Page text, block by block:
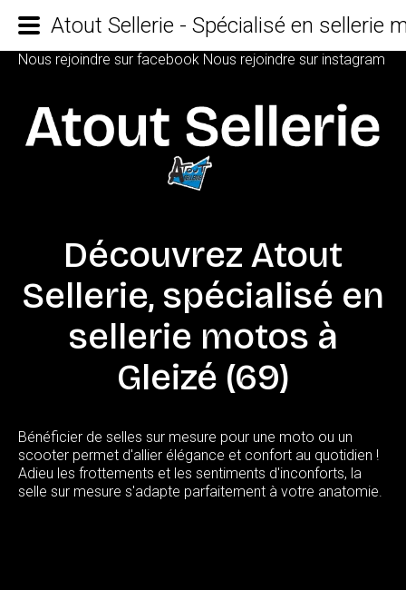
Nous rejoindre sur facebook Nous rejoindre sur instagram
Découvrez Atout
Sellerie, spécialisé en
sellerie motos à
Gleizé (69)
Bénéficier de selles sur mesure pour une moto ou un
scooter permet d'allier élégance et confort au quotidien !
Adieu les frottements et les sentiments d'inconforts, la
selle sur mesure s'adapte parfaitement à votre anatomie.
Atout Sellerie - Spécialisé en sellerie